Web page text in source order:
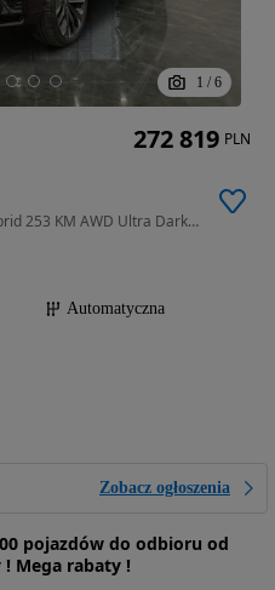
1 / 6
1969 cm3 • 253 KM • T6 Plug-In Hybrid 253 KM AWD Ultra Dark automat
Automatyczna
Zobacz ogłoszenia
pojazdów do odbioru od
Mega rabaty !
272 819 PLN